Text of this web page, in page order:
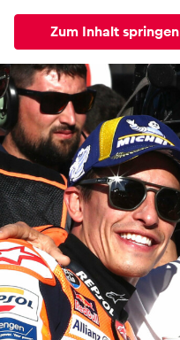
Zum Inhalt springen
Alle News Events
News